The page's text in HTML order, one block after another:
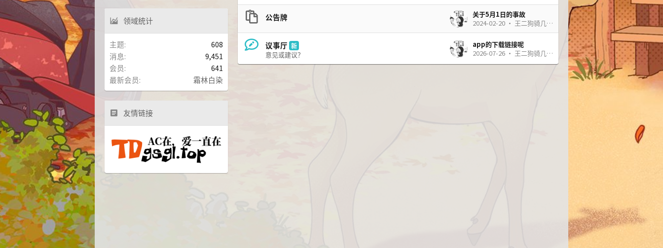
领域统计
主题
608
消息
9,451
会员
641
最新会员
霜林白染
友情链接
公告牌
关于5月1日的事故
2024-02-20
王二狗骑几维鸟旅行记
议事厅 新
意见或建议？
app的下载链接呢
2026-07-26
王二狗骑几维鸟旅行记